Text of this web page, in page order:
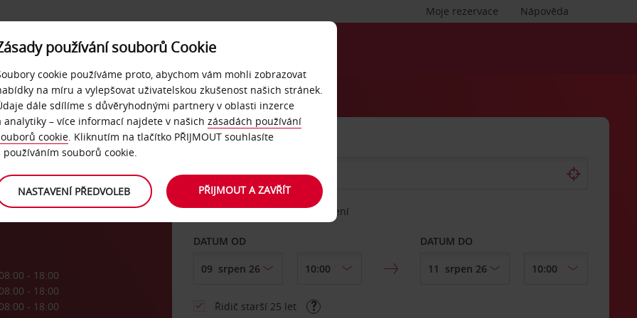
Nápověda
Moje rezervace
NAŠE SLUŽBY FIREMNÍ ZÁKAZNÍCI
08:00 - 18:00
08:00 - 18:00
08:00 - 18:00
Vyberte si jiné místo vrácení
DATUM OD DATUM DO
Řidič starší 25 let
používání souborů Cookie
cookie používáme proto, abychom vám mohli zobrazovat
na míru a vylepšovat uživatelskou zkušenost našich stránek.
dále sdílíme s důvěryhodnými partnery v oblasti inzerce
analytiky – více informací najdete v našich zásadách používání
cookie. Kliknutím na tlačítko PŘIJMOUT souhlasíte
používáním souborů cookie.
NASTAVENÍ PŘEDVOLEB PŘIJMOUT A ZAVŘÍT